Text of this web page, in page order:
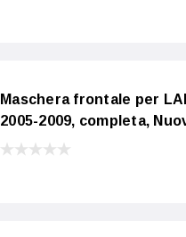
Maschera frontale per
2005-2009, completa,